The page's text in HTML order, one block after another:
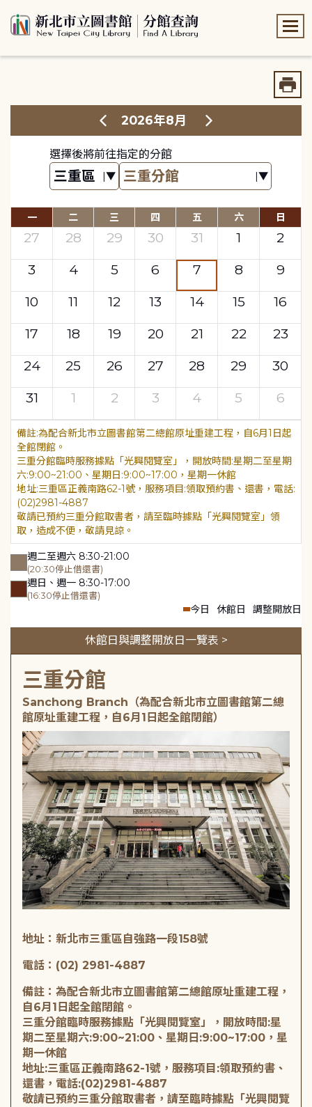
2026年8月
選擇後將前往指定的分館
一 二 三 四 五 六 日
27 28 29 30 31 1
2
3
4 5 6 7 8
9
10
11 12 13 14 15
16
17
18 19 20 21 22
23
24
25 26 27 28 29
30
31
1 2 3 4 5 6
為配合新北市立圖書館第二總館原址重建工程，自6月1日起
全館閉館。
三重分館臨時服務據點「光興閱覽室」，開放時間:星期二至星期
六:9:00~21:00、星期日:9:00~17:00，星期一休館
地址:三重區正義南路62-1號，服務項目:領取預約書、還書，電話:
(02)2981-4887
敬請已預約三重分館取書者，請至臨時據點「光興閱覽室」領
取，造成不便，敬請見諒。
週二至週六 8:30-21:00
(20:30停止借還書)
週日、週一 8:30-17:00
(16:30停止借還書)
今日 休館日 調整開放日
休館日與調整開放日一覽表 >
三重分館
Sanchong Branch（為配合新北市立圖書館第二總
館原址重建工程，自6月1日起全館閉館）
地址：新北市三重區自強路一段158號
電話：(02) 2981-4887
備註：為配合新北市立圖書館第二總館原址重建工程，
自6月1日起全館閉館。
三重分館臨時服務據點「光興閱覽室」，開放時間:星
期二至星期六:9:00~21:00、星期日:9:00~17:00，星
期一休館
地址:三重區正義南路62-1號，服務項目:領取預約書、
還書，電話:(02)2981-4887
敬請已預約三重分館取書者，請至臨時據點「光興閱覽